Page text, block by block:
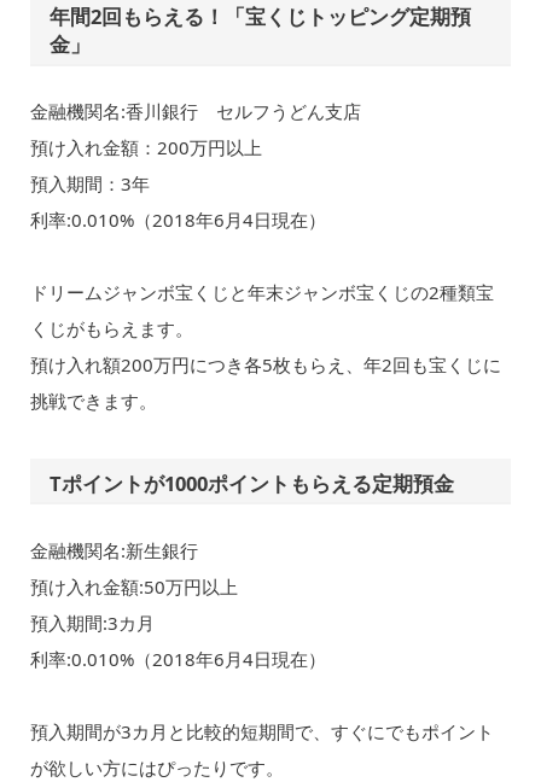
年間2回もらえる！「宝くじトッピング定期預
金」
金融機関名:香川銀行 セルフうどん支店
預け入れ金額：200万円以上
預入期間：3年
利率:0.010%（2018年6月4日現在）
ドリームジャンボ宝くじと年末ジャンボ宝くじの2種類宝
くじがもらえます。
預け入れ額200万円につき各5枚もらえ、年2回も宝くじに
挑戦できます。
Tポイントが1000ポイントもらえる定期預金
金融機関名:新生銀行
預け入れ金額:50万円以上
預入期間:3カ月
利率:0.010%（2018年6月4日現在）
預入期間が3カ月と比較的短期間で、すぐにでもポイント
が欲しい方にはぴったりです。